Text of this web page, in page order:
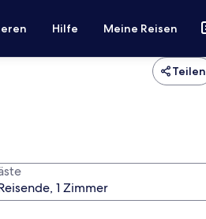
Hilfe Meine Reisen
Teilen